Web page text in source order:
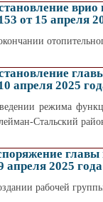
от 15 апреля
апреля 2025
режима
Стальский
апреля 2025 года
рабочей